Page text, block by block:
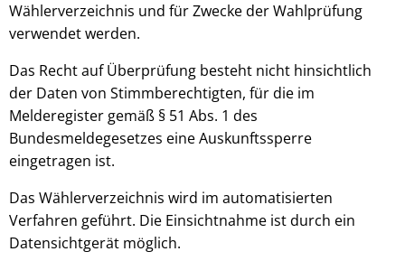
Wählerverzeichnis und für Zwecke der Wahlprüfung
verwendet werden.
Das Recht auf Überprüfung besteht nicht hinsichtlich
der Daten von Stimmberechtigten, für die im
Melderegister gemäß § 51 Abs. 1 des
Bundesmeldegesetzes eine Auskunftssperre
eingetragen ist.
Das Wählerverzeichnis wird im automatisierten
Verfahren geführt. Die Einsichtnahme ist durch ein
Datensichtgerät möglich.